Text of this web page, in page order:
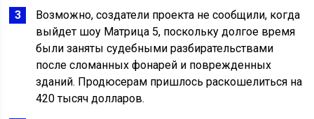
Возможно, создатели проекта не сообщили, когда
выйдет шоу Матрица 5, поскольку долгое время
были заняты судебными разбирательствами
после сломанных фонарей и поврежденных
зданий. Продюсерам пришлось раскошелиться на
420 тысяч долларов.